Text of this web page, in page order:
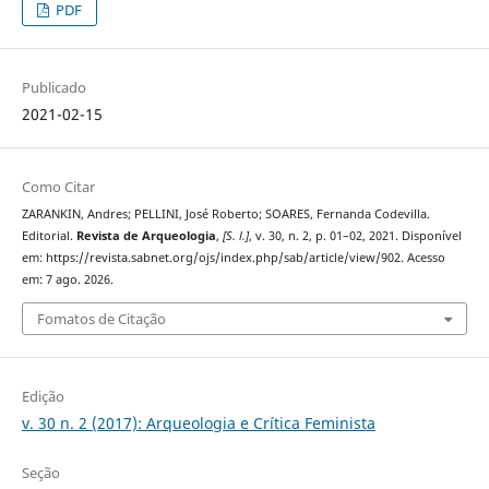
PDF
Publicado
2021-02-15
Como Citar
ZARANKIN, Andres; PELLINI, José Roberto; SOARES, Fernanda Codevilla.
Editorial. Revista de Arqueologia, [S. l.], v. 30, n. 2, p. 01–02, 2021. Disponível
em: https://revista.sabnet.org/ojs/index.php/sab/article/view/902. Acesso
em: 7 ago. 2026.
Fomatos de Citação
Edição
v. 30 n. 2 (2017): Arqueologia e Crítica Feminista
Seção